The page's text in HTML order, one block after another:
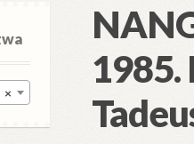
1985.
×